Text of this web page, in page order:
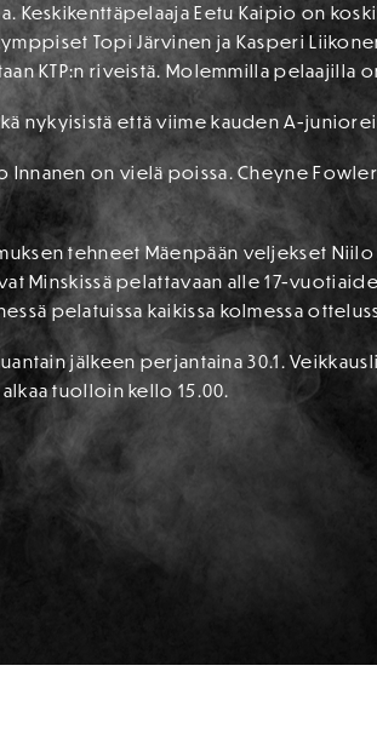
Keskikenttäpelaaja Eetu Kaipio on
Topi Järvinen ja Kasperi
KTP:n riveistä. Molemmilla
nykyisistä että viime kauden A-
Innanen on vielä poissa. Cheyne
tehneet Mäenpään veljekset
Minskissä pelattavaan alle 17-
pelatuissa kaikissa kolmessa
jälkeen perjantaina 30.1.
tuolloin kello 15.00.